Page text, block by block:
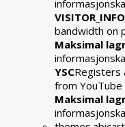
bandwidth on
Maksimal
YSCRegisters
from
Maksimal